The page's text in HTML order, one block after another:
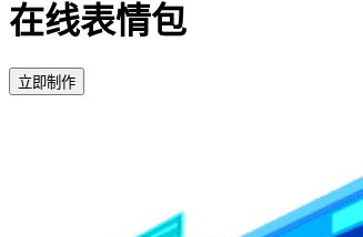
在线表情包
立即制作